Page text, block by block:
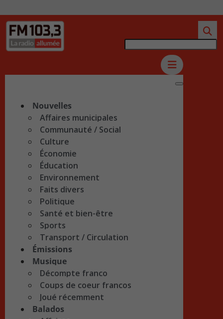
Nouvelles
Affaires municipales
Communauté / Social
Culture
Économie
Éducation
Environnement
Faits divers
Politique
Santé et bien-être
Sports
Transport / Circulation
Émissions
Musique
Décompte franco
Coups de coeur francos
Joué récemment
Balados